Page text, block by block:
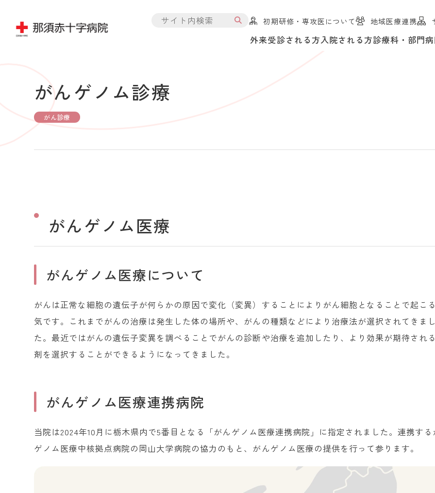
初期研修・専攻医について 地域医療連携
外来受診される方入院される方診療科・部門
がんゲノム診療
がん診療
がんゲノム医療
がんゲノム医療について
がんは正常な細胞の遺伝子が何らかの原因で変化（変異）することによりがん細胞となることで起こ
気です。これまでがんの治療は発生した体の場所や、がんの種類などにより治療法が選択されてきまし
た。最近ではがんの遺伝子変異を調べることでがんの診断や治療を追加したり、より効果が期待され
剤を選択することができるようになってきました。
がんゲノム医療連携病院
当院は2024年10月に栃木県内で5番目となる「がんゲノム医療連携病院」に指定されました。連携する
ゲノム医療中核拠点病院の岡山大学病院の協力のもと、がんゲノム医療の提供を行って参ります。